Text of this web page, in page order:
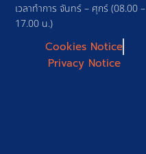
เวลาทำการ จันทร์ – ศุกร์ (08.00 –
17.00 น.)
Cookies Notice
Privacy Notice